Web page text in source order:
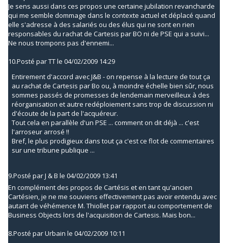
Je sens aussi dans ces propos une certaine jubilation revancharde
qui me semble dommage dans le contexte actuel et déplacé quand
elle s'adresse à des salariés ou des élus qui ne sont en rien
responsables du rachat de Cartesis par BO ni de PSE qui a suivi...
Ne nous trompons pas d'ennemi...
10.Posté parTTle 04/02/2009 14:29
Entirement d'accord avec J&B - on repense à la lecture de tout ça
au rachat de Cartesis par Bo ou, à moindre échelle bien sûr, nous
sommes passés de promesses de lendemain merveilleux à des
réorganisation et autre redéploiement sans trop de discussion ni
d'écoute de la part de l'acquéreur.
Tout cela en parallèle d'un PSE ... comment on dit déjà ... c'est
l'arroseur arrosé !!
Bref, le plus prodigieux dans tout ça c'est ce flot de commentaires
sur une tribune publique ...
9.Posté parJ & B le 04/02/2009 13:41
En complément des propos de Cartésis et en tant qu'ancien
Cartésien, je ne me souviens effectivement pas avoir entendu avec
autant de véhémence M. Thiollet par rapport au comportement de
Business Objects lors de l'acquisition de Cartesis. Mais bon...
8.Posté parUrbain le 04/02/2009 10:11